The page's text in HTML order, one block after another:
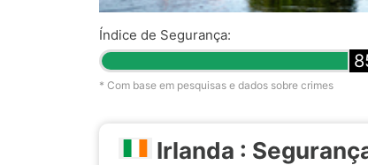
Índice de Segurança:
* Com base em pesquisas e dados sobre crimes
Irlanda :